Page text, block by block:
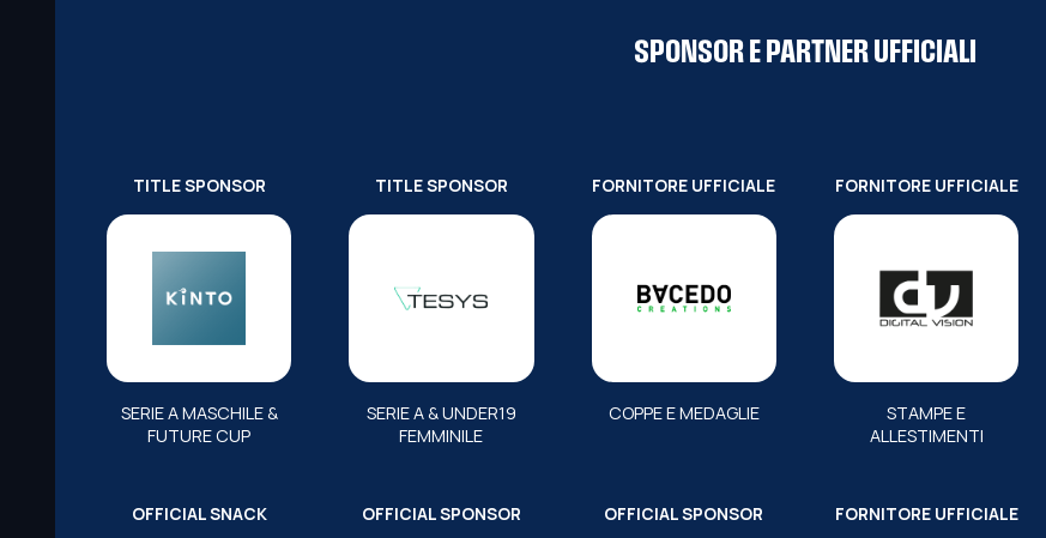
SPONSOR E PARTNER UFFICIALI
TITLE SPONSOR
SERIE A MASCHILE &
FUTURE CUP
TITLE SPONSOR
SERIE A & UNDER19
FEMMINILE
FORNITORE UFFICIALE
COPPE E MEDAGLIE
FORNITORE UFFICIALE
STAMPE E
ALLESTIMENTI
OFFICIAL SNACK OFFICIAL SPONSOR OFFICIAL SPONSOR FORNITORE UFFICIALE